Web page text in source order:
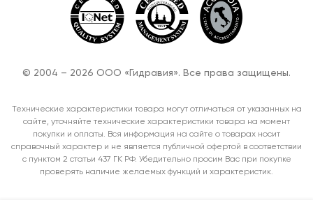
© 2004 – 2026 ООО «Гидравия». Все права защищены.
Технические характеристики товара могут отличаться от указанных на
сайте, уточняйте технические характеристики товара на момент
покупки и оплаты. Вся информация на сайте о товарах носит
справочный характер и не является публичной офертой в соответствии
с пунктом 2 статьи 437 ГК РФ. Убедительно просим Вас при покупке
проверять наличие желаемых функций и характеристик.